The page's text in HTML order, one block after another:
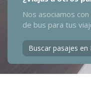
Nos asociamos
de bus para tus
Buscar pasajes en